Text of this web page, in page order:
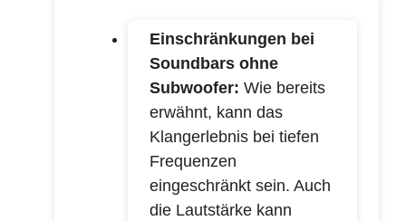
Einschränkungen bei
Soundbars ohne
Subwoofer: Wie bereits
erwähnt, kann das
Klangerlebnis bei tiefen
Frequenzen
eingeschränkt sein. Auch
die Lautstärke kann